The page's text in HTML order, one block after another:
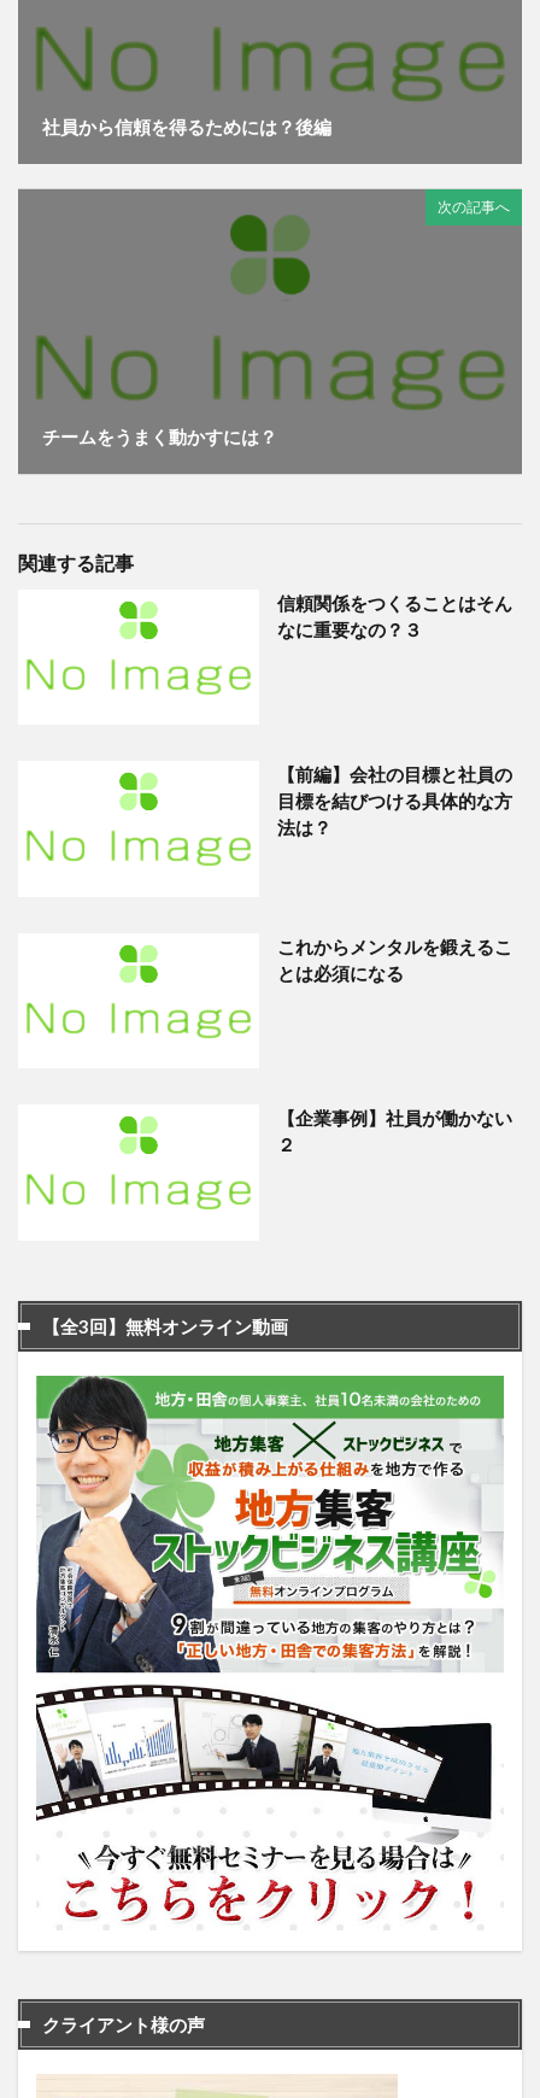
社員から信頼を得るためには？後編
次の記事へ
チームをうまく動かすには？
関連する記事
信頼関係をつくることはそん
なに重要なの？３
【前編】会社の目標と社員の
目標を結びつける具体的な方
法は？
これからメンタルを鍛えるこ
とは必須になる
【企業事例】社員が働かない
２
【全3回】無料オンライン動画
クライアント様の声